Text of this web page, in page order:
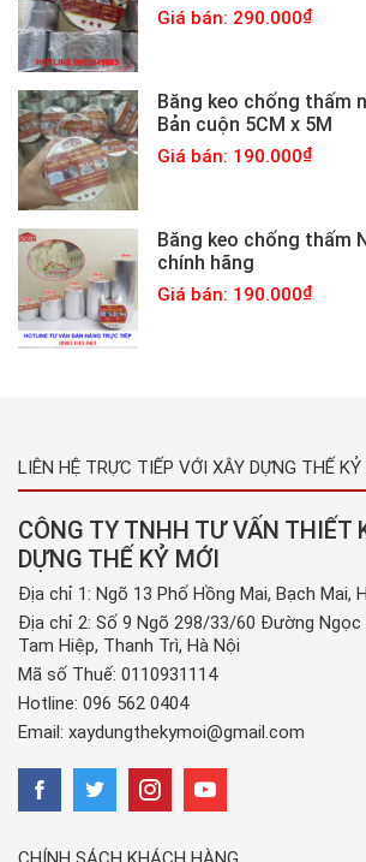
Giá bán: 290.000
Băng keo chống thấm
Bản cuộn 5CM x 5M
Giá bán: 190.000
Băng keo chống thấm
chính hãng
Giá bán: 190.000
LIÊN HỆ TRỰC TIẾP VỚI XÂY DỰNG THẾ KỶ
CÔNG TY TNHH TƯ VẤN THIẾT
DỰNG THẾ KỶ MỚI
Địa chỉ 1: Ngõ 13 Phố Hồng Mai, Bạch Mai,
Địa chỉ 2: Số 9 Ngõ 298/33/60 Đường Ngọc
Tam Hiệp, Thanh Trì, Hà Nội
Mã số Thuế: 0110931114
Hotline: 096 562 0404
Email: xaydungthekymoi@gmail.com